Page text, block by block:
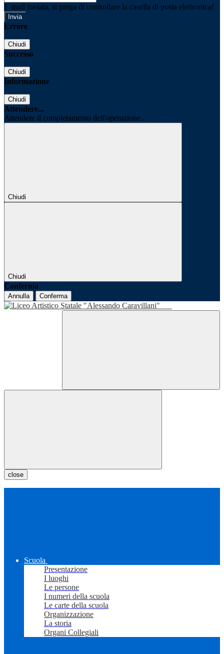
E-mail inviata, si prega di controllare la casella di posta elettronica!
Errore
Chiudi
Successo
Chiudi
Informazione
Chiudi
Attendere...
Attendere il completamento dell'operazione...
Chiudi
Chiudi
Conferma
Annulla Conferma
close
Scuola
Presentazione
I luoghi
Le persone
I numeri della scuola
Le carte della scuola
Organizzazione
La storia
Organi Collegiali